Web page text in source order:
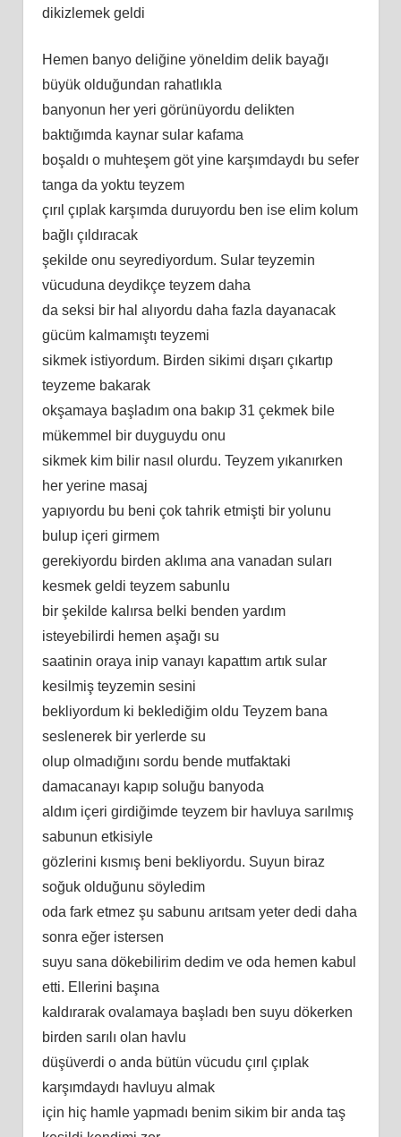
dikizlemek geldi
Hemen banyo deliğine yöneldim delik bayağı
büyük olduğundan rahatlıkla
banyonun her yeri görünüyordu delikten
baktığımda kaynar sular kafama
boşaldı o muhteşem göt yine karşımdaydı bu sefer
tanga da yoktu teyzem
çırıl çıplak karşımda duruyordu ben ise elim kolum
bağlı çıldıracak
şekilde onu seyrediyordum. Sular teyzemin
vücuduna deydikçe teyzem daha
da seksi bir hal alıyordu daha fazla dayanacak
gücüm kalmamıştı teyzemi
sikmek istiyordum. Birden sikimi dışarı çıkartıp
teyzeme bakarak
okşamaya başladım ona bakıp 31 çekmek bile
mükemmel bir duyguydu onu
sikmek kim bilir nasıl olurdu. Teyzem yıkanırken
her yerine masaj
yapıyordu bu beni çok tahrik etmişti bir yolunu
bulup içeri girmem
gerekiyordu birden aklıma ana vanadan suları
kesmek geldi teyzem sabunlu
bir şekilde kalırsa belki benden yardım
isteyebilirdi hemen aşağı su
saatinin oraya inip vanayı kapattım artık sular
kesilmiş teyzemin sesini
bekliyordum ki beklediğim oldu Teyzem bana
seslenerek bir yerlerde su
olup olmadığını sordu bende mutfaktaki
damacanayı kapıp soluğu banyoda
aldım içeri girdiğimde teyzem bir havluya sarılmış
sabunun etkisiyle
gözlerini kısmış beni bekliyordu. Suyun biraz
soğuk olduğunu söyledim
oda fark etmez şu sabunu arıtsam yeter dedi daha
sonra eğer istersen
suyu sana dökebilirim dedim ve oda hemen kabul
etti. Ellerini başına
kaldırarak ovalamaya başladı ben suyu dökerken
birden sarılı olan havlu
düşüverdi o anda bütün vücudu çırıl çıplak
karşımdaydı havluyu almak
için hiç hamle yapmadı benim sikim bir anda taş